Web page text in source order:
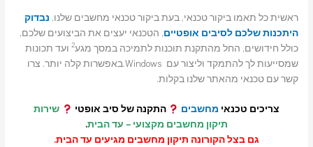
ראשית כל תאמו ביקור טכנאי, בעת ביקור טכנאי מחשבים שלנו, נבדוק
היתכנות שלכם לסיבים אופטיים, הטכנאי יעצים את הביצועים שלכם,
כולל חידושים, החל מהתקנת תוכנות לתמיכה במסך מגע2 ועד תכונות
שמסייעות לך להתמקד וליצור עם Windows.באפשרות קלה יותר. צרו
קשר עם טכנאי מהאתר שלנו בקלות.
צריכים טכנאי מחשבים התקנה של סיב אופטי
שירות
תיקון מחשבים מקצועי – עד הבית.
גם בצל הקורונה תיקון מחשבים מגיעים עד הבית.